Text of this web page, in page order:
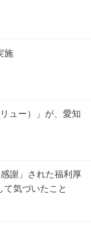
施
ュー）」が、愛知
謝」された福利厚
気づいたこと